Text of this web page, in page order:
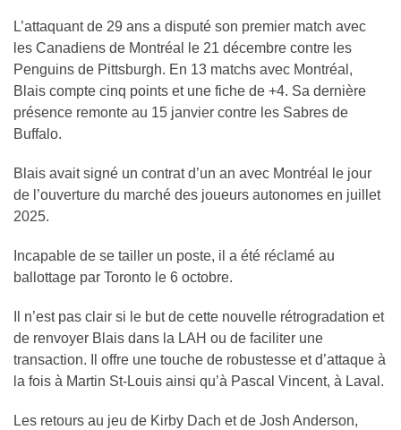
L’attaquant de 29 ans a disputé son premier match avec
les Canadiens de Montréal le 21 décembre contre les
Penguins de Pittsburgh. En 13 matchs avec Montréal,
Blais compte cinq points et une fiche de +4. Sa dernière
présence remonte au 15 janvier contre les Sabres de
Buffalo.
Blais avait signé un contrat d’un an avec Montréal le jour
de l’ouverture du marché des joueurs autonomes en juillet
2025.
Incapable de se tailler un poste, il a été réclamé au
ballottage par Toronto le 6 octobre.
Il n’est pas clair si le but de cette nouvelle rétrogradation et
de renvoyer Blais dans la LAH ou de faciliter une
transaction. Il offre une touche de robustesse et d’attaque à
la fois à Martin St-Louis ainsi qu’à Pascal Vincent, à Laval.
Les retours au jeu de Kirby Dach et de Josh Anderson,